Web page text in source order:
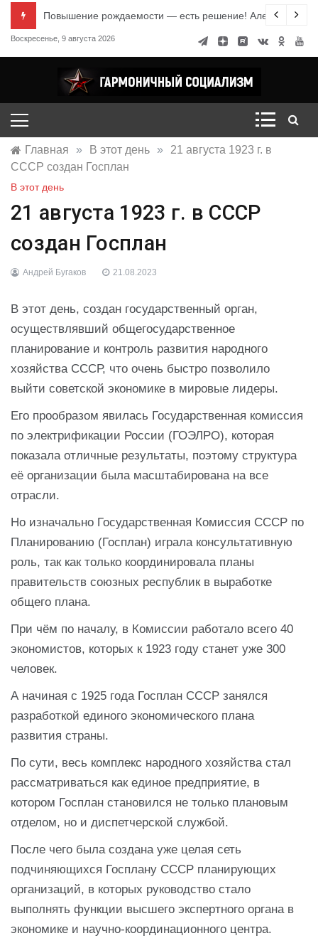
содержимому
Повышение рождаемости — есть решение! Александр
Воскресенье, 9 августа 2026
Гармоничный социализм
портал движения
Главная » В этот день »
21 августа 1923 г. в
СССР создан Госплан
В этот день
21 августа 1923 г. в СССР
создан Госплан
Андрей Бугаков 21.08.2023
В этот день, создан государственный орган,
осуществлявший общегосударственное
планирование и контроль развития народного
хозяйства СССР, что очень быстро позволило
выйти советской экономике в мировые лидеры.
Его прообразом явилась Государственная комиссия
по электрификации России (ГОЭЛРО), которая
показала отличные результаты, поэтому структура
её организации была масштабирована на все
отрасли.
Но изначально Государственная Комиссия СССР по
Планированию (Госплан) играла консультативную
роль, так как только координировала планы
правительств союзных республик в выработке
общего плана.
При чём по началу, в Комиссии работало всего 40
экономистов, которых к 1923 году станет уже 300
человек.
А начиная с 1925 года Госплан СССР занялся
разработкой единого экономического плана
развития страны.
По сути, весь комплекс народного хозяйства стал
рассматриваться как единое предприятие, в
котором Госплан становился не только плановым
отделом, но и диспетчерской службой.
После чего была создана уже целая сеть
подчиняющихся Госплану СССР планирующих
организаций, в которых руководство стало
выполнять функции высшего экспертного органа в
экономике и научно-координационного центра.